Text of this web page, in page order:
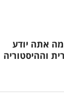
אתה יודע
וההיסטוריה